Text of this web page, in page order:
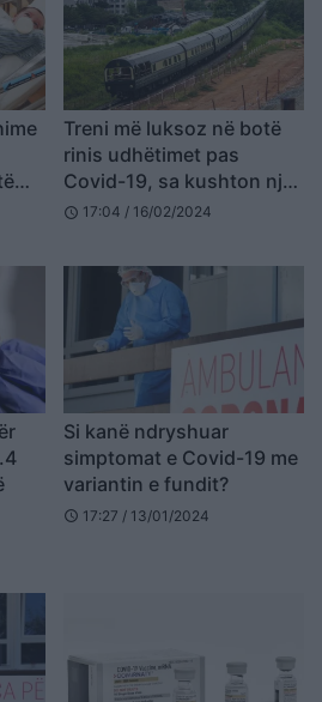
Treni më luksoz në botë
rinis udhëtimet pas
Covid-19, sa kushton një
natë!
schedule 17:04 / 16/02/2024
Si kanë ndryshuar
simptomat e Covid-19 me
variantin e fundit?
schedule 17:27 / 13/01/2024